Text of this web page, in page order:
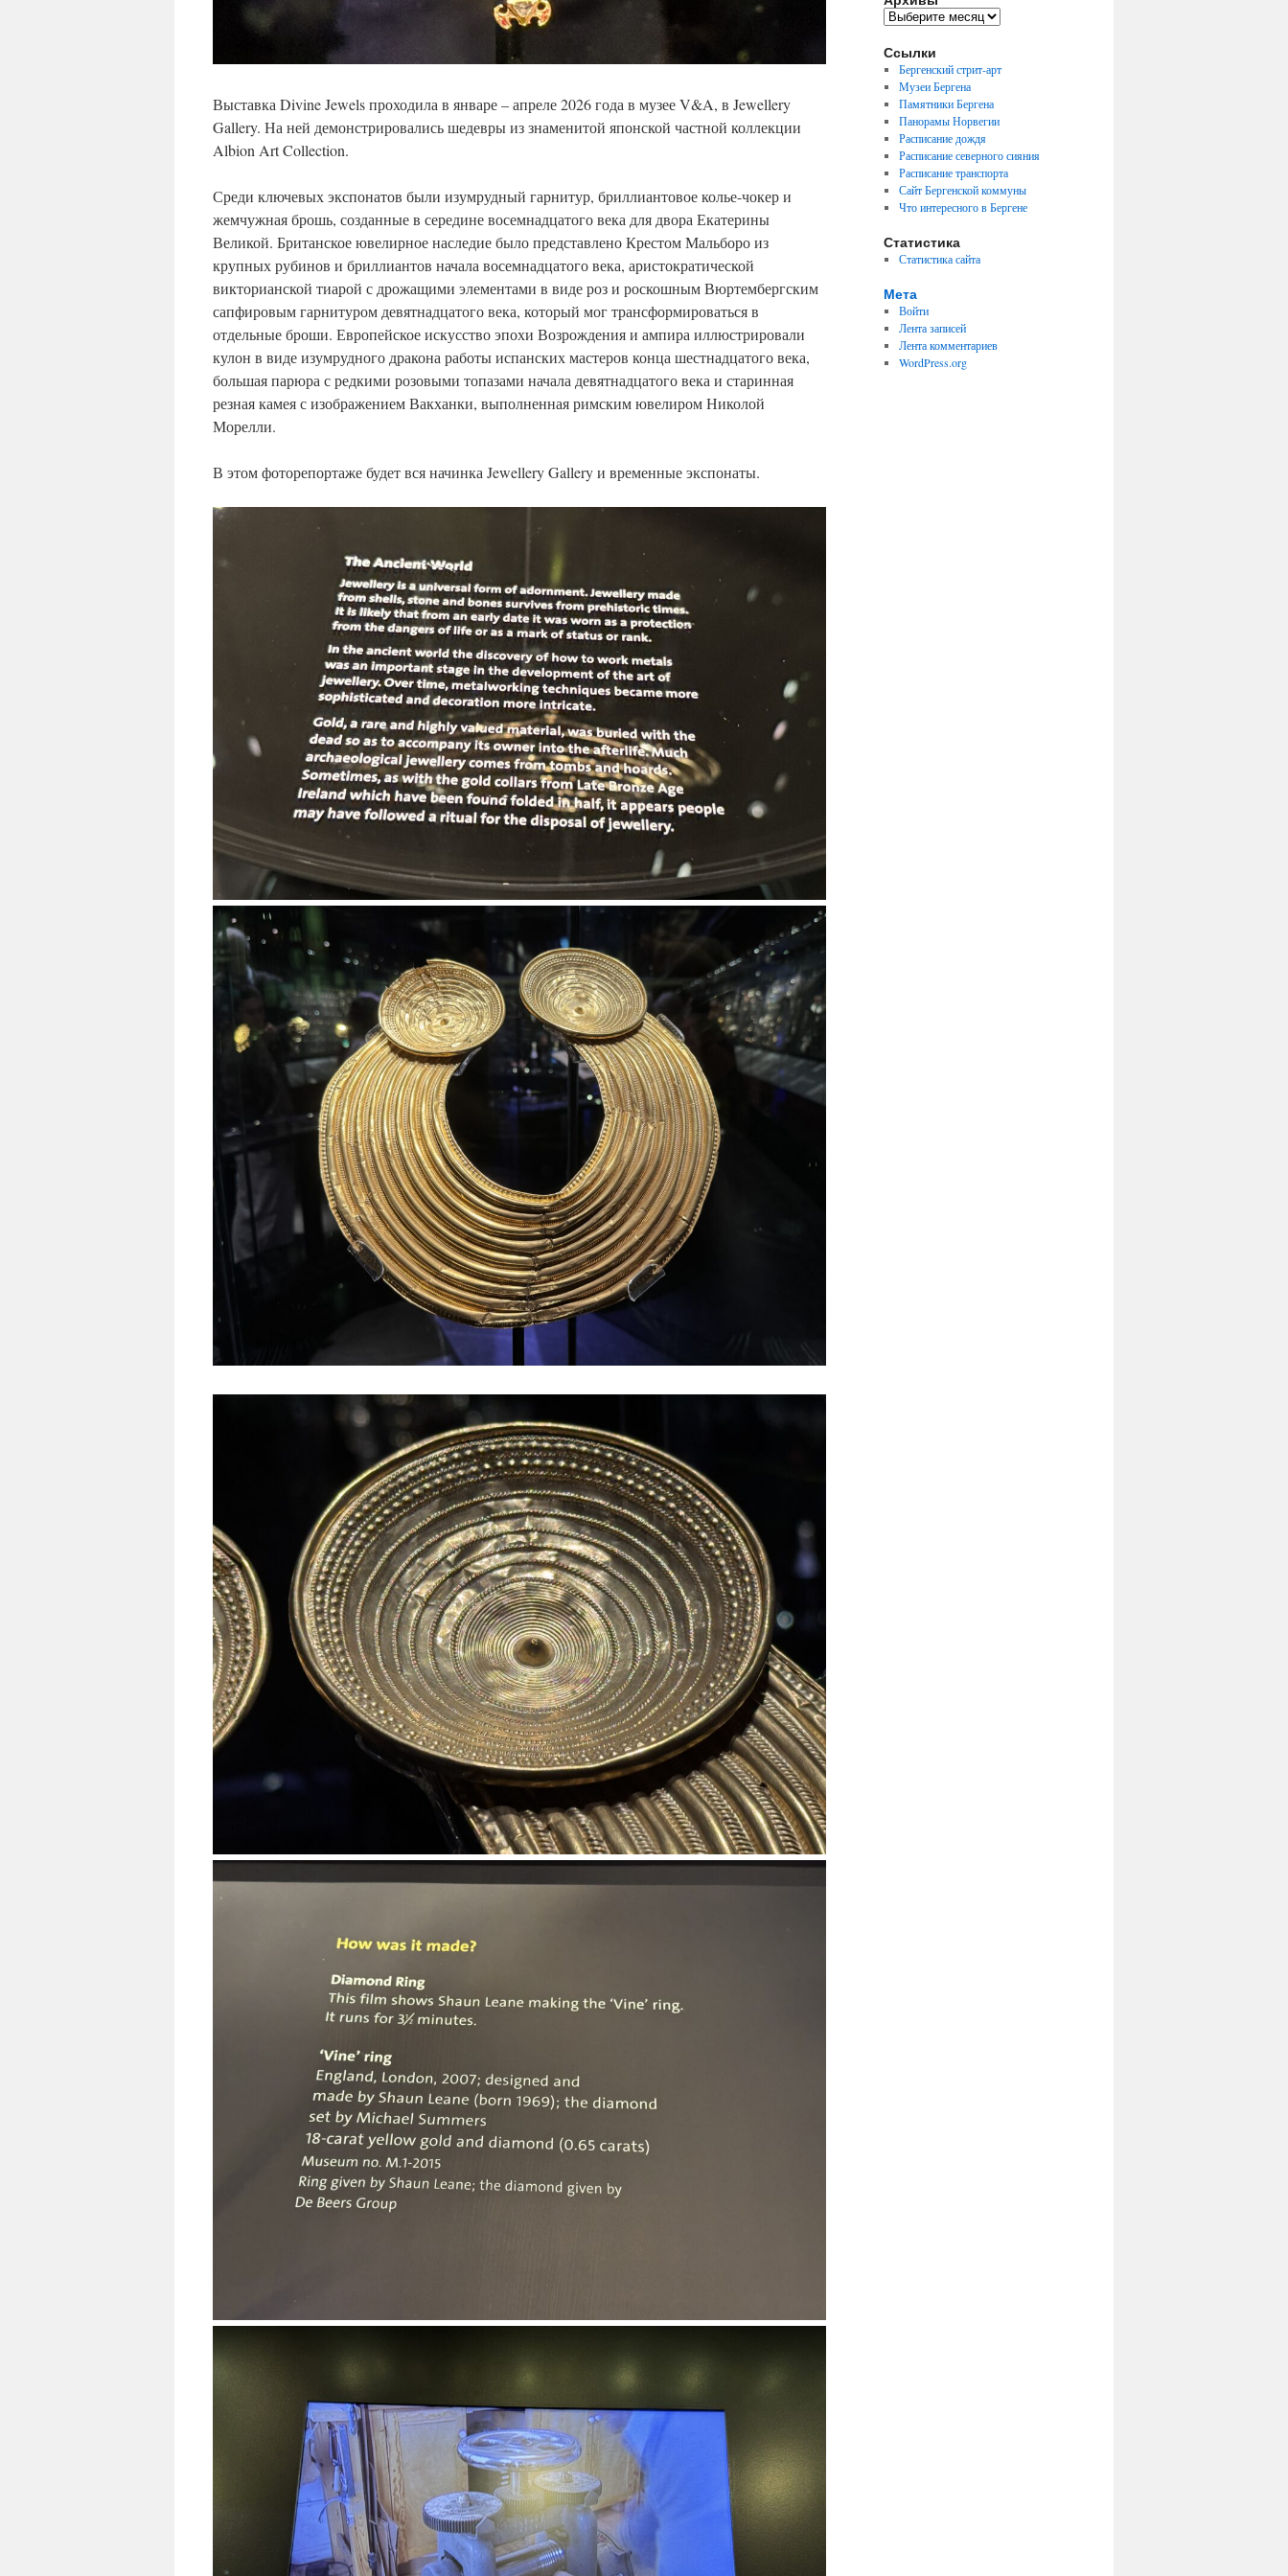
Выставка Divine Jewels проходила в январе – апреле 2026 года в музее V&A, в Jewellery
Gallery. На ней демонстрировались шедевры из знаменитой японской частной коллекции
Albion Art Collection.
Среди ключевых экспонатов были изумрудный гарнитур, бриллиантовое колье-чокер и
жемчужная брошь, созданные в середине восемнадцатого века для двора Екатерины
Великой. Британское ювелирное наследие было представлено Крестом Мальборо из
крупных рубинов и бриллиантов начала восемнадцатого века, аристократической
викторианской тиарой с дрожащими элементами в виде роз и роскошным Вюртембергским
сапфировым гарнитуром девятнадцатого века, который мог трансформироваться в
отдельные броши. Европейское искусство эпохи Возрождения и ампира иллюстрировали
кулон в виде изумрудного дракона работы испанских мастеров конца шестнадцатого века,
большая парюра с редкими розовыми топазами начала девятнадцатого века и старинная
резная камея с изображением Вакханки, выполненная римским ювелиром Николой
Морелли.
В этом фоторепортаже будет вся начинка Jewellery Gallery и временные экспонаты.
Архивы
Ссылки
Бергенский стрит-арт
Музеи Бергена
Памятники Бергена
Панорамы Норвегии
Расписание дождя
Расписание северного сияния
Расписание транспорта
Сайт Бергенской коммуны
Что интересного в Бергене
Статистика
Статистика сайта
Мета
Войти
Лента записей
Лента комментариев
WordPress.org